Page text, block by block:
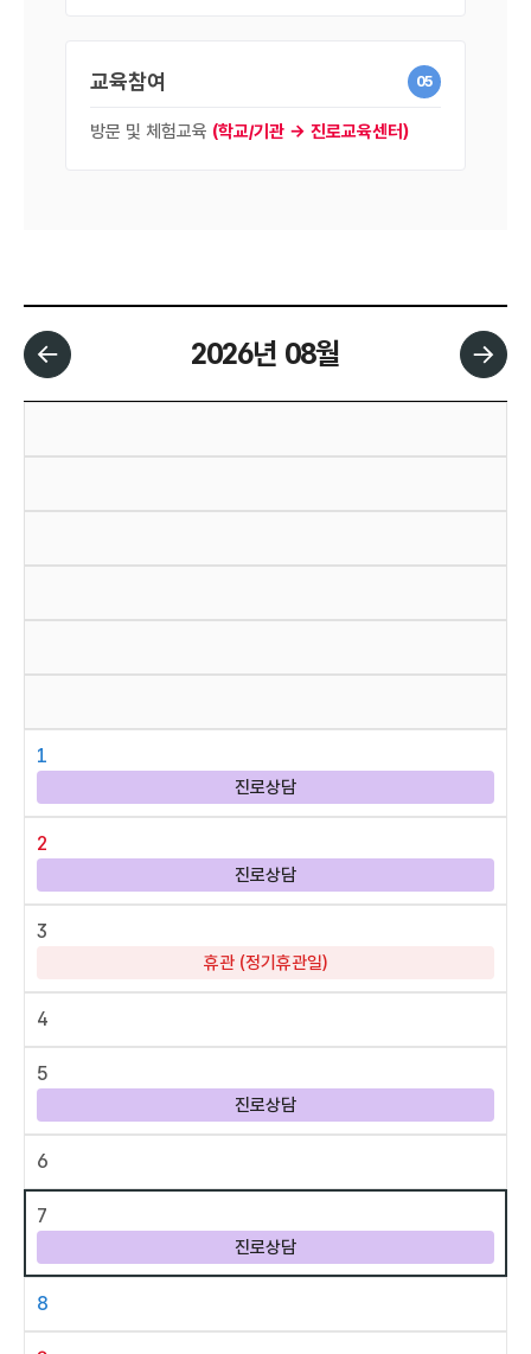
05
교육참여
방문 및 체험교육 (학교/기관 → 진로교육센터)
2026년 08월
날짜 선택 달력입니다.
1
진로상담
2
진로상담
3
휴관 (정기휴관일)
4
5
진로상담
6
7
진로상담
8